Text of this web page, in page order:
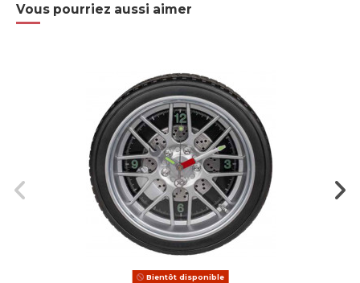
Vous pourriez aussi aimer
Bientôt disponible